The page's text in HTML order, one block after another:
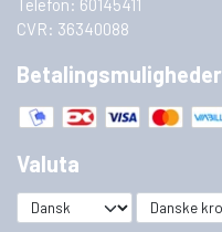
Telefon: 60145411
CVR: 36340088
Betalingsmuligheder
Valuta